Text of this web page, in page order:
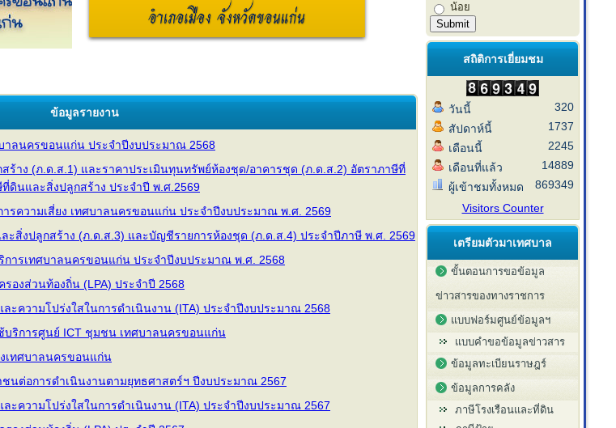
ข้อมูลรายงาน
าลนครขอนแก่น ประจำปีงบประมาณ 2568
ร้าง (ภ.ด.ส.1) และราคาประเมินทุนทรัพย์ห้องชุด/อาคารชุด (ภ.ด.ส.2) อัตราภาษีที่
ดินและสิ่งปลูกสร้าง ประจำปี พ.ศ.2569
รความเสี่ยง เทศบาลนครขอนแก่น ประจำปีงบประมาณ พ.ศ. 2569
ะสิ่งปลูกสร้าง (ภ.ด.ส.3) และบัญชีรายการห้องชุด (ภ.ด.ส.4) ประจำปีภาษี พ.ศ. 2569
ารเทศบาลนครขอนแก่น ประจำปีงบประมาณ พ.ศ. 2568
องส่วนท้องถิ่น (LPA) ประจำปี 2568
ะความโปร่งใสในการดำเนินงาน (ITA) ประจำปีงบประมาณ 2568
บริการศูนย์ ICT ชุมชน เทศบาลนครขอนแก่น
เทศบาลนครขอนแก่น
นต่อการดำเนินงานตามยุทธศาสตร์ฯ ปีงบประมาณ 2567
ะความโปร่งใสในการดำเนินงาน (ITA) ประจำปีงบประมาณ 2567
น้อย
สถิติการเยี่ยมชม
วันนี้
สัปดาห์นี้
เดือนนี้
เดือนที่แล้ว
ผู้เข้าชมทั้งหมด
320
1737
2245
14889
869349
Visitors Counter
เตรียมตัวมาเทศบาล
ขั้นตอนการขอข้อมูล
ข่าวสารของทางราชการ
แบบฟอร์มศูนย์ข้อมูลฯ
แบบคำขอข้อมูลข่าวสาร
ข้อมูลทะเบียนราษฎร์
ข้อมูลการคลัง
ภาษีโรงเรือนและที่ดิน